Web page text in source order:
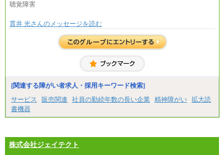
総合職 月給220,000～230,000円＋地域間調整給
整給
※詳細はJTBキャリアサイトよりご確認ください。
■(株)JTBコミュニケーションデザイン
総合職 月給230,000円
みなし残業手当：20,000円（一律支給）※みなし
残業手当の残業時間は10.43時間。
間に応じて、時間外手当等を支給。
■（株）JTBグローバルマーケティング＆トラベル
聴覚障害
貫井 光さんのメッセージを読む
[関連する障がい者求人・採用キーワード検索]
サービス
販売関連 社員の勤続年数の長い企業 精神障がい 拡大読
書機器
株式会社ジェイテクト